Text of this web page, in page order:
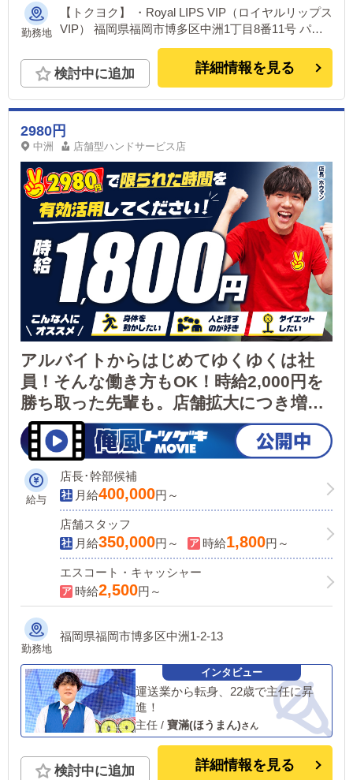
勤務地
【トクヨク】 ・Royal LIPS VIP（ロイヤルリップス
VIP） 福岡県福岡市博多区中洲1丁目8番11号 パラ
博多区中洲1丁目2-13 【個室浴場】 ・TiAmo（ティ
アモ） 福岡県福岡市博多区中洲1丁目8番11号 パラ
岡市博多区中洲1丁目3番1号 ・MARIAGE（マリア
ージュ） 福岡県福岡市博多区中洲1丁目4番6号 ・
ELUMO（エルモ） 福岡市博多区中洲１丁目4番13
号 MANMAN中洲ビル3階 【デリヘル】 ▶福岡県福
岡市 ・優美（ゆうび） ・純恋（すみれ） ・CELEB
優美（セレブゆうび） 【デリバリーエステ】 ▶福
岡県福岡市 ・luxury aroma 咲（さき） ・men’s
relaxation VEGA（ベガ）
検討中に追加 詳細情報を見る
2980円
中洲 店舗型ハンドサービス店
アルバイトからはじめてゆくゆくは社
員！そんな働き方もOK！時給2,000円を
勝ち取った先輩も。店舗拡大につき増
員！<平均年収873万円>若い世代がすぐ
に出世できる環境・性別関係なし女性活
躍中！
給与
店長･幹部候補
月給400,000円～
店舗スタッフ
月給350,000円～ 時給1,800円～
エスコート・キャッシャー
時給2,500円～
勤務地
福岡県福岡市博多区中洲1-2-13
運送業から転身、22歳で主任に昇
進！
主任 / 寶滿(ほうまん)
検討中に追加 詳細情報を見る